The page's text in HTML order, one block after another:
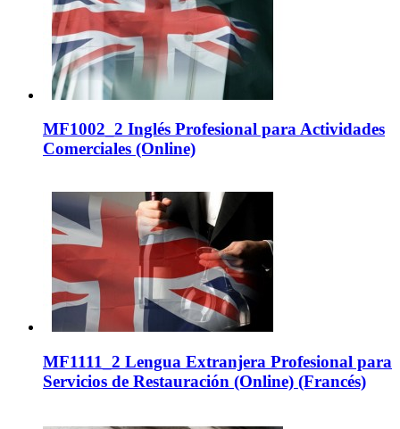
MF1002_2 Inglés Profesional para Actividades
Comerciales (Online)
MF1111_2 Lengua Extranjera Profesional para
Servicios de Restauración (Online) (Francés)